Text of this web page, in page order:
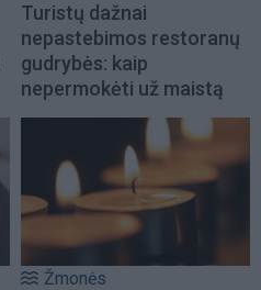
Turistų dažnai
nepastebimos restoranų
gudrybės: kaip
nepermokėti už maistą
Žmonės